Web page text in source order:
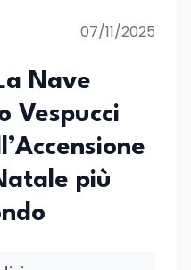
07/11/2025
Nave
Vespucci
più